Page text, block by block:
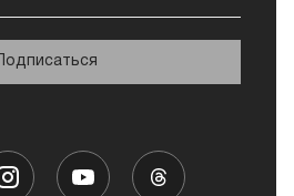
Подписаться